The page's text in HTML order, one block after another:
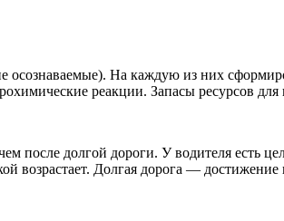
не осознаваемые). На каждую из них
реакции. Запасы ресурсов
после долгой дороги. У водителя есть
возрастает. Долгая дорога — достижение